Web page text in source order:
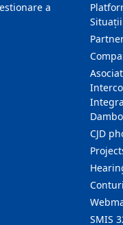
a
CJD
SMIS